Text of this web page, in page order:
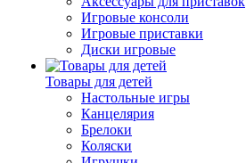
Игровые консоли
Игровые приставки
Диски игровые
Товары для детей
Настольные игры
Канцелярия
Брелоки
Коляски